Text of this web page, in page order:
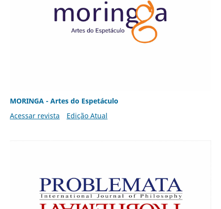
MORINGA - Artes do Espetáculo
Acessar revista
Edição Atual